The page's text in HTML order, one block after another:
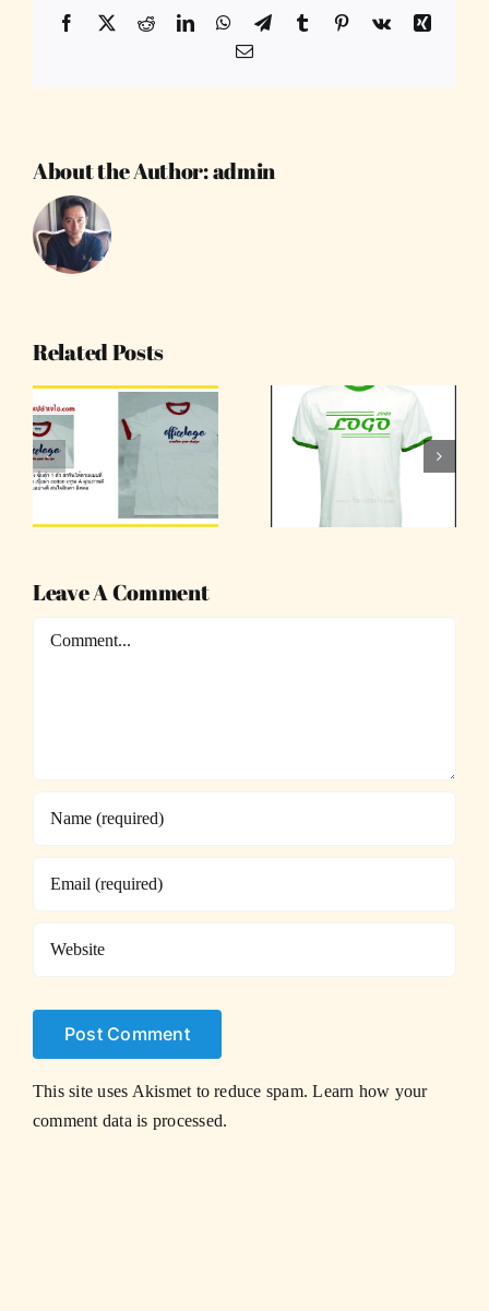
Facebook
X RedditLinkedInWhatsApp
TelegramTumblr Pinterest
Vk
Xing
Email
About the Author:admin
Related Posts
รับทำเสื้อยืด
สกรีนโลโก้
ตามแบบ
รับทำเสื้อ
สกรีนเสื้อยืด
เสื้อทีม
Leave A Comment
Comment
This site uses Akismet to reduce spam.Learn how your
comment data is processed.